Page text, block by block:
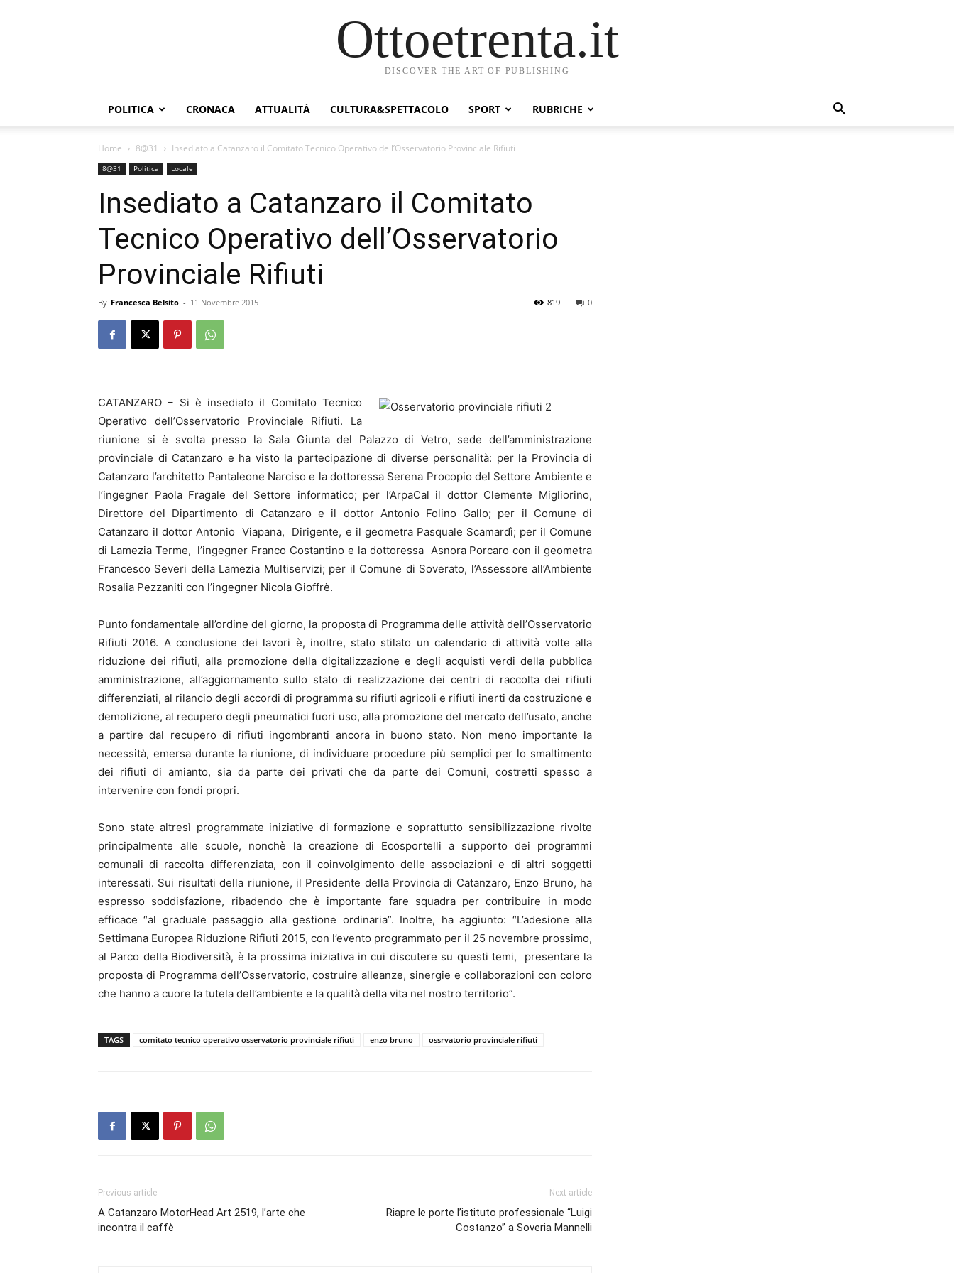
Ottoetrenta.it
DISCOVER THE ART OF PUBLISHING
POLITICA CRONACA ATTUALITÀ CULTURA&SPETTACOLO SPORT RUBRICHE
Home 8@31 Insediato a Catanzaro il Comitato Tecnico Operativo dell’Osservatorio Provinciale Rifiuti
8@31 Politica Locale
Insediato a Catanzaro il Comitato
Tecnico Operativo dell’Osservatorio
Provinciale Rifiuti
By Francesca Belsito - 11 Novembre 2015 0
819
CATANZARO – Si è insediato il Comitato Tecnico
Operativo dell’Osservatorio Provinciale Rifiuti. La
riunione si è svolta presso la Sala Giunta del Palazzo di Vetro, sede dell’amministrazione
provinciale di Catanzaro e ha visto la partecipazione di diverse personalità: per la Provincia di
Catanzaro l’architetto Pantaleone Narciso e la dottoressa Serena Procopio del Settore Ambiente e
l’ingegner Paola Fragale del Settore informatico; per l’ArpaCal il dottor Clemente Migliorino,
Direttore del Dipartimento di Catanzaro e il dottor Antonio Folino Gallo; per il Comune di
Catanzaro il dottor Antonio Viapana, Dirigente, e il geometra Pasquale Scamardì; per il Comune
di Lamezia Terme, l’ingegner Franco Costantino e la dottoressa Asnora Porcaro con il geometra
Francesco Severi della Lamezia Multiservizi; per il Comune di Soverato, l’Assessore all’Ambiente
Rosalia Pezzaniti con l’ingegner Nicola Gioffrè.
Punto fondamentale all’ordine del giorno, la proposta di Programma delle attività dell’Osservatorio
Rifiuti 2016. A conclusione dei lavori è, inoltre, stato stilato un calendario di attività volte alla
riduzione dei rifiuti, alla promozione della digitalizzazione e degli acquisti verdi della pubblica
amministrazione, all’aggiornamento sullo stato di realizzazione dei centri di raccolta dei rifiuti
differenziati, al rilancio degli accordi di programma su rifiuti agricoli e rifiuti inerti da costruzione e
demolizione, al recupero degli pneumatici fuori uso, alla promozione del mercato dell’usato, anche
a partire dal recupero di rifiuti ingombranti ancora in buono stato. Non meno importante la
necessità, emersa durante la riunione, di individuare procedure più semplici per lo smaltimento
dei rifiuti di amianto, sia da parte dei privati che da parte dei Comuni, costretti spesso a
intervenire con fondi propri.
Sono state altresì programmate iniziative di formazione e soprattutto sensibilizzazione rivolte
principalmente alle scuole, nonchè la creazione di Ecosportelli a supporto dei programmi
comunali di raccolta differenziata, con il coinvolgimento delle associazioni e di altri soggetti
interessati. Sui risultati della riunione, il Presidente della Provincia di Catanzaro, Enzo Bruno, ha
espresso soddisfazione, ribadendo che è importante fare squadra per contribuire in modo
efficace “al graduale passaggio alla gestione ordinaria”. Inoltre, ha aggiunto: “L’adesione alla
Settimana Europea Riduzione Rifiuti 2015, con l’evento programmato per il 25 novembre prossimo,
al Parco della Biodiversità, è la prossima iniziativa in cui discutere su questi temi, presentare la
proposta di Programma dell’Osservatorio, costruire alleanze, sinergie e collaborazioni con coloro
che hanno a cuore la tutela dell’ambiente e la qualità della vita nel nostro territorio”.
TAGS comitato tecnico operativo osservatorio provinciale rifiuti enzo bruno ossrvatorio provinciale rifiuti
Previous article
A Catanzaro MotorHead Art 2519, l’arte che
incontra il caffè
Next article
Riapre le porte l’istituto professionale “Luigi
Costanzo” a Soveria Mannelli